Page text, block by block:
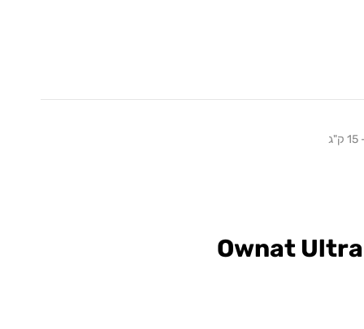
Ownat Ultra